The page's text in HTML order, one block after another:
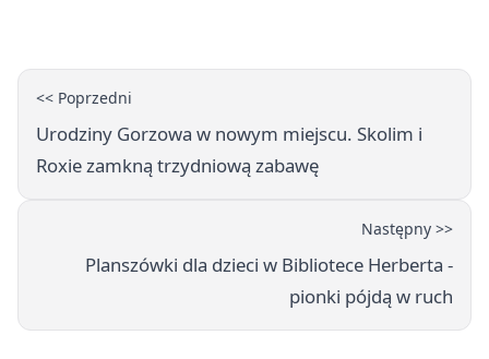
<< Poprzedni
Urodziny Gorzowa w nowym miejscu. Skolim i
Roxie zamkną trzydniową zabawę
Następny >>
Planszówki dla dzieci w Bibliotece Herberta -
pionki pójdą w ruch